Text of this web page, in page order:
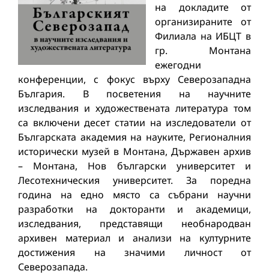
на докладите от
организираните от
Филиала на ИБЦТ в
гр. Монтана
ежегодни
конференции, с фокус върху Северозападна
България. В посветения на научните
изследвания и художествената литература том
са включени десет статии на изследователи от
Българската академия на науките, Регионалния
исторически музей в Монтана, Държавен архив
– Монтана, Нов български университет и
Лесотехническия университет. За поредна
година на едно място са събрани научни
разработки на докторанти и академици,
изследвания, представящи необнародван
архивен материал и анализи на културните
достижения на значими личност от
Северозапада.